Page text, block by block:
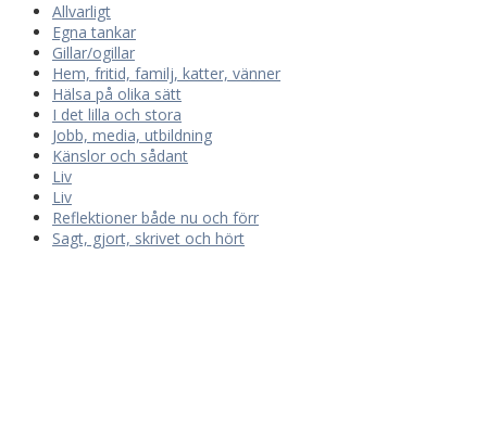
Allvarligt
Egna tankar
Gillar/ogillar
Hem, fritid, familj, katter, vänner
Hälsa på olika sätt
I det lilla och stora
Jobb, media, utbildning
Känslor och sådant
Liv
Liv
Reflektioner både nu och förr
Sagt, gjort, skrivet och hört